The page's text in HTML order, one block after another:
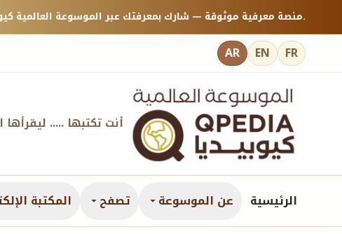
منصة معرفية موثوقة — شارك بمعرفتك عبر الموسوعة العالمية كيوبيديا.
AR EN FR
أنت تكتبها ..... ليقرأها
الرئيسية عن الموسوعة تصفح المكتبة